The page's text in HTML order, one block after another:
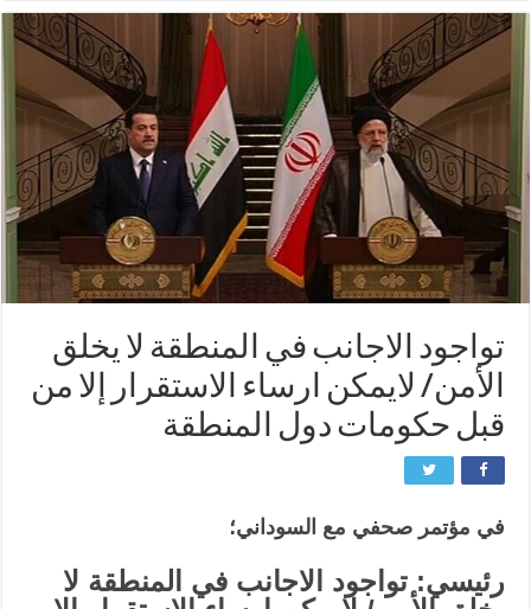
تواجود الاجانب في المنطقة لا يخلق
الأمن/ لایمکن ارساء الاستقرار إلا من
قبل حكومات دول المنطقة
في مؤتمر صحفي مع السوداني؛
رئيسي: تواجود الاجانب في المنطقة لا